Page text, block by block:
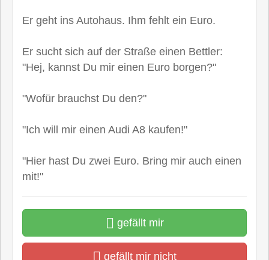
Er geht ins Autohaus. Ihm fehlt ein Euro.
Er sucht sich auf der Straße einen Bettler:
"Hej, kannst Du mir einen Euro borgen?"
"Wofür brauchst Du den?"
"Ich will mir einen Audi A8 kaufen!"
"Hier hast Du zwei Euro. Bring mir auch einen
mit!"
gefällt mir
gefällt mir nicht